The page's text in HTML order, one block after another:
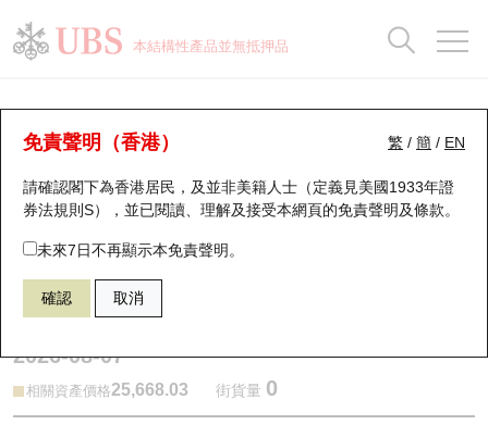
本結構性產品並無抵押品
繁 / 簡 / EN
免責聲明（香港）
請確認閣下為香港居民，及並非美籍人士（定義見美國1933年證
券法規則S），並已閱讀、理解及接受本網頁的免責聲明及條款。
未來7日不再顯示本免責聲明。
確認 取消
牛熊證分析儀
表現 街貨統計 比較
67438 瑞銀牛證 HSI 恒生指數
2026-08-07
相關資產價格25,668.03 街貨量 0
瑞銀認股證一覽
新發行瑞銀認股證
即將到期認股證
認股證到期結算價查詢
認股證分析儀
街貨統計
比較
牛熊全景快搜
牛熊證搜尋
牛熊證街貨分佈圖
正股牛熊證列表
新發行瑞銀牛熊證
街貨統計
比較
十大升幅/跌幅
十大認股證成交分佈
十天股證佔大市成交
資金流
街貨統計
正股分析儀
二十大活躍股份
恒指成份股
國指成份股
科指成份股
持股比重
顯示所有持股比重
每月輪證大市專題
輪證專欄
講座及教育短片
認股證投資者教育
牛熊證投資者教育